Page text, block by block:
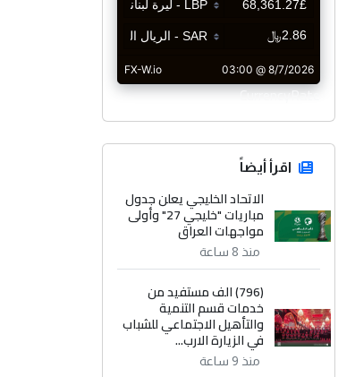
CurrencyRate
اقرأ أيضاً
الاتحاد الخليجي يعلن جدول
مباريات "خليجي 27" وأولى
مواجهات العراق
منذ 8 ساعة
(796) الف مستفيد من
خدمات قسم التنمية
والتأهيل الاجتماعي للشباب
في الزيارة الارب...
منذ 9 ساعة